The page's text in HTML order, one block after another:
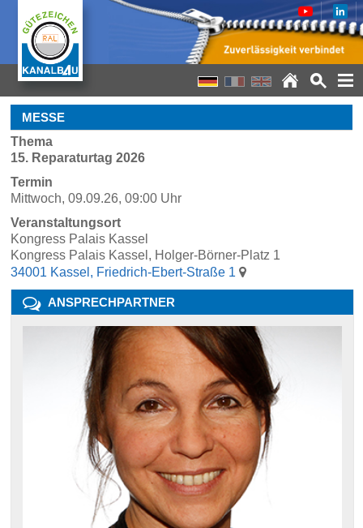
MESSE
Thema
15. Reparaturtag 2026
Termin
Mittwoch, 09.09.26, 09:00 Uhr
Veranstaltungsort
Kongress Palais Kassel
Kongress Palais Kassel, Holger-Börner-Platz 1
34001 Kassel, Friedrich-Ebert-Straße 1
ANSPRECHPARTNER